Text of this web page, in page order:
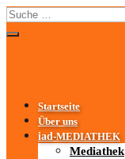
Startseite
Über uns
iad-MEDIATHEK
Mediathek